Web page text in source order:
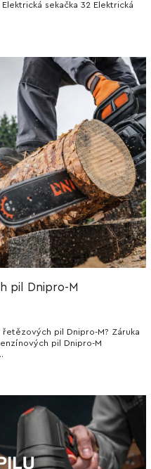
sekačka 32 Elektrická
pil Dnipro-M
pil Dnipro-M? Záruka
pil Dnipro-M